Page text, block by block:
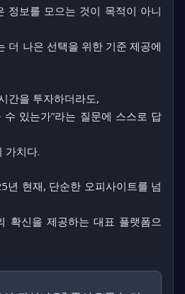
정보를 모으는 것이 목적이 아니
더 나은 선택을 위한 기준 제공에
간을 투자하더라도,
수 있는가”라는 질문에 스스로 답
가치다.
년 현재, 단순한 오피사이트를 넘
확신을 제공하는 대표 플랫폼으